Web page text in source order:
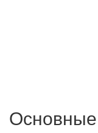
Основные